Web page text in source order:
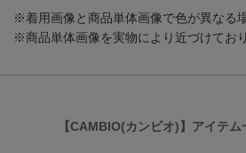
※着用画像と商品単体画像で色が異なる
※商品単体画像を実物により近づけており
【CAMBIO(カンビオ)】アイテ